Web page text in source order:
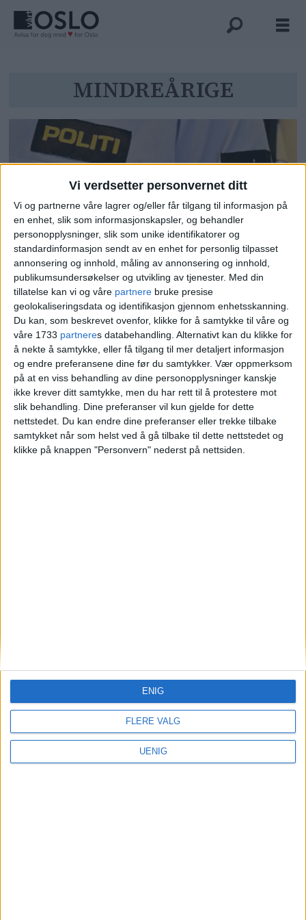
Vi verdsetter personvernet ditt
Vi og partnerne våre lagrer og/eller får tilgang til informasjon på
en enhet, slik som informasjonskapsler, og behandler
personopplysninger, slik som unike identifikatorer og
standardinformasjon sendt av en enhet for personlig tilpasset
annonsering og innhold, måling av annonsering og innhold,
publikumsundersøkelser og utvikling av tjenester. Med din
tillatelse kan vi og våre partnere bruke presise
geolokaliseringsdata og identifikasjon gjennom enhetsskanning.
Du kan, som beskrevet ovenfor, klikke for å samtykke til våre og
våre 1733 partneres databehandling. Alternativt kan du klikke for
å nekte å samtykke, eller få tilgang til mer detaljert informasjon
og endre preferansene dine før du samtykker. Vær oppmerksom
på at en viss behandling av dine personopplysninger kanskje
ikke krever ditt samtykke, men du har rett til å protestere mot
slik behandling. Dine preferanser vil kun gjelde for dette
nettstedet. Du kan endre dine preferanser eller trekke tilbake
samtykket når som helst ved å gå tilbake til dette nettstedet og
klikke på knappen "Personvern" nederst på nettsiden.
FLERE VALG
UENIG
ENIG
mindreårige
MINDREÅRIGE
Flere grove ran med skytevåpen
av kvinner sentralt i Oslo: – Også
meldt om grov voldtekt under det
ene ranet
redaktor@vartoslo.no,tlf: 93 25 68 32
TIPS OSS
tips@vartoslo.no
ABONNEMENT